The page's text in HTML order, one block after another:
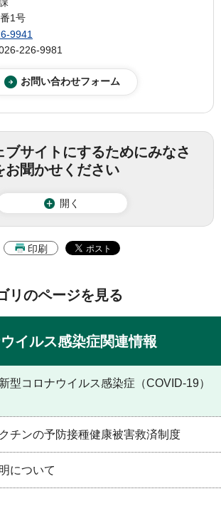
1号
9941
226-9981
ブサイトにするためにみなさ
お聞かせください
開く
印刷
リのページを見る
イルス感染症関連情報
型コロナウイルス感染症（COVID-19）
チンの予防接種健康被害救済制度
について